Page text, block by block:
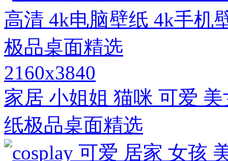
2160x3840
家居 小姐姐 猫咪 可爱
纸极品桌面精选